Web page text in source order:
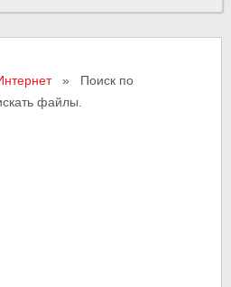
» Поиск по
файлы.